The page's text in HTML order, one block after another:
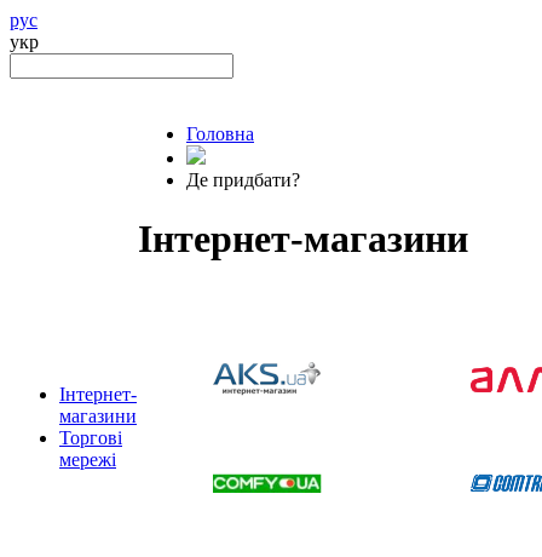
рус
укр
Інтернет-
магазини
Торгові
мережі
Головна
Де придбати?
Інтернет-магазини